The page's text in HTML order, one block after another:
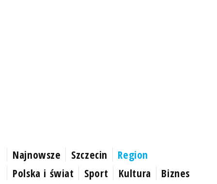
Najnowsze Szczecin
Region
Polska i świat
Sport Kultura
Biznes